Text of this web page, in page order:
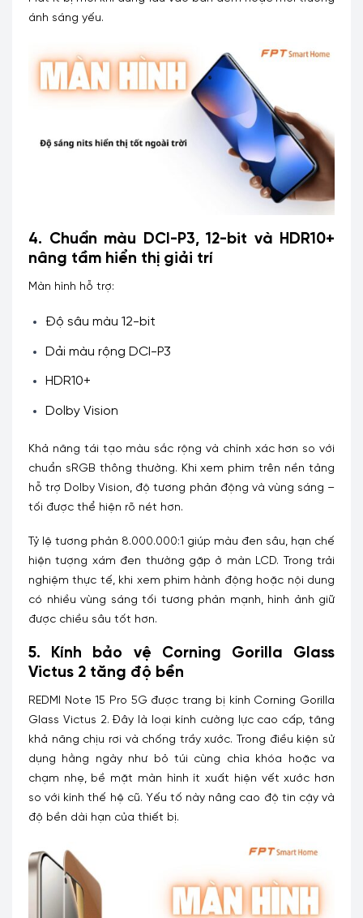
ánh sáng yếu.
4. Chuẩn màu DCI-P3, 12-bit và HDR10+
nâng tầm hiển thị giải trí
Màn hình hỗ trợ:
Độ sâu màu 12-bit
Dải màu rộng DCI-P3
HDR10+
Dolby Vision
Khả năng tái tạo màu sắc rộng và chính xác hơn so với
chuẩn sRGB thông thường. Khi xem phim trên nền tảng
hỗ trợ Dolby Vision, độ tương phản động và vùng sáng –
tối được thể hiện rõ nét hơn.
Tỷ lệ tương phản 8.000.000:1 giúp màu đen sâu, hạn chế
hiện tượng xám đen thường gặp ở màn LCD.
Trong trải
nghiệm thực tế, khi xem phim hành động hoặc nội dung
có nhiều vùng sáng tối tương phản mạnh, hình ảnh giữ
được chiều sâu tốt hơn.
5. Kính bảo vệ Corning Gorilla Glass
Victus 2 tăng độ bền
REDMI Note 15 Pro 5G được trang bị kính Corning Gorilla
Glass Victus 2. Đây là loại kính cường lực cao cấp, tăng
khả năng chịu rơi và chống trầy xước. Trong điều kiện sử
dụng hằng ngày như bỏ túi cùng chìa khóa hoặc va
chạm nhẹ, bề mặt màn hình ít xuất hiện vết xước hơn
so với kính thế hệ cũ. Yếu tố này nâng cao độ tin cậy và
độ bền dài hạn của thiết bị.